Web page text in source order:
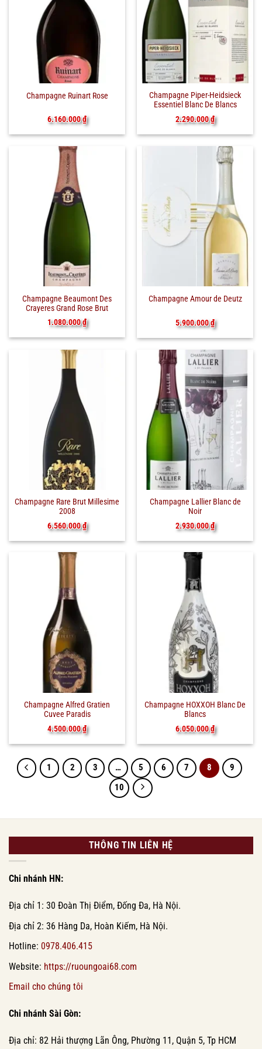
Champagne Ruinart Rose
6.160.000₫
Champagne Piper-Heidsieck
Essentiel Blanc De Blancs
2.290.000₫
Champagne Beaumont Des
Crayeres Grand Rose Brut
1.080.000₫
Champagne Amour de Deutz
5.900.000₫
Champagne Rare Brut Millesime
2008
6.560.000₫
Champagne Lallier Blanc de
Noir
2.930.000₫
Champagne Alfred Gratien
Cuvee Paradis
4.500.000₫
Champagne HOXXOH Blanc De
Blancs
6.050.000₫
1 2 3 … 5 6 7 8
9
10
THÔNG TIN LIÊN HỆ
Chi nhánh HN:
Địa chỉ 1: 30 Đoàn Thị Điểm, Đống Đa, Hà Nội.
Địa chỉ 2: 36 Hàng Da, Hoàn Kiếm, Hà Nội.
Hotline: 0978.406.415
Website: https://ruoungoai68.com
Email cho chúng tôi
Chi nhánh Sài Gòn:
Địa chỉ: 82 Hải thượng Lãn Ông, Phường 11, Quận 5, Tp HCM